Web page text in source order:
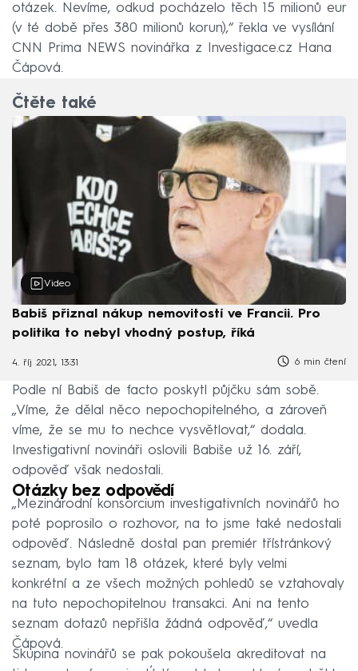
otázek. Nevíme, odkud pocházelo těch 15 milionů eur
(v té době přes 380 milionů korun),“ řekla ve vysílání
CNN Prima NEWS novinářka z Investigace.cz Hana
Čápová.
Čtěte také
Video
Babiš přiznal nákup nemovitostí ve Francii. Pro
politika to nebyl vhodný postup, říká
4. říj 2021, 13:31 6 min čtení
Podle ní Babiš de facto poskytl půjčku sám sobě.
„Víme, že dělal něco nepochopitelného, a zároveň
víme, že se mu to nechce vysvětlovat,“ dodala.
Investigativní novináři oslovili Babiše už 16. září,
odpověď však nedostali.
Otázky bez odpovědí
„Mezinárodní konsorcium investigativních novinářů ho
poté poprosilo o rozhovor, na to jsme také nedostali
odpověď. Následně dostal pan premiér třístránkový
seznam, bylo tam 18 otázek, které byly velmi
konkrétní a ze všech možných pohledů se vztahovaly
na tuto nepochopitelnou transakci. Ani na tento
seznam dotazů nepřišla žádná odpověď,“ uvedla
Čápová.
Skupina novinářů se pak pokoušela akreditovat na